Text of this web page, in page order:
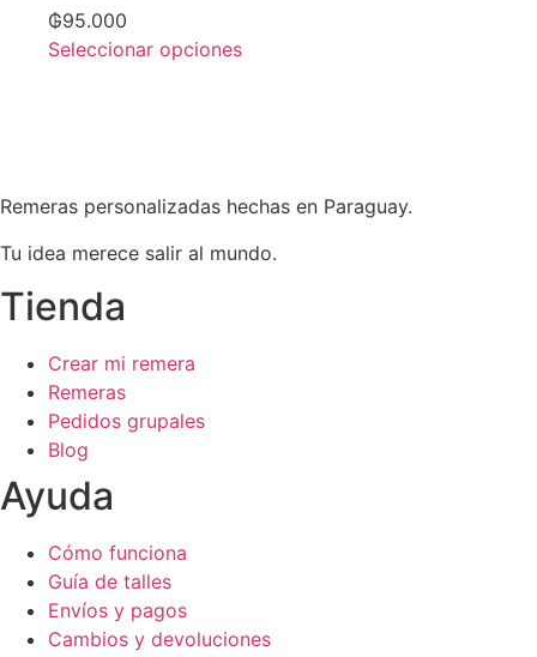
₲95.000
Seleccionar opciones
Remeras personalizadas hechas en Paraguay.
Tu idea merece salir al mundo.
Tienda
Crear mi remera
Remeras
Pedidos grupales
Blog
Ayuda
Cómo funciona
Guía de talles
Envíos y pagos
Cambios y devoluciones